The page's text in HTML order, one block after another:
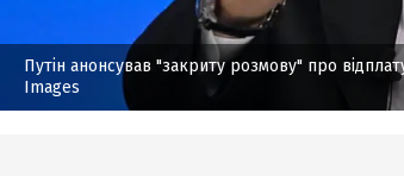
Путін анонсував "закриту розмову" про
Images